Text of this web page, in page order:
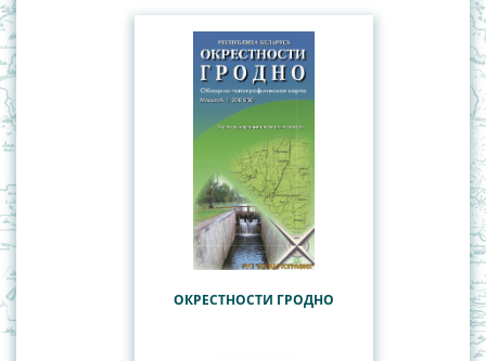
ОКРЕСТНОСТИ ГРОДНО